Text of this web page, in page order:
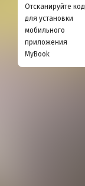
Отсканируйте код
для установки
мобильного
приложения
MyBook